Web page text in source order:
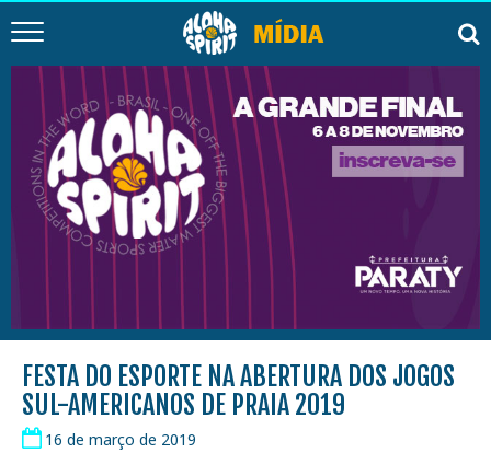
FESTA DO ESPORTE NA ABERTURA DOS JOGOS
SUL-AMERICANOS DE PRAIA 2019
16 de março de 2019